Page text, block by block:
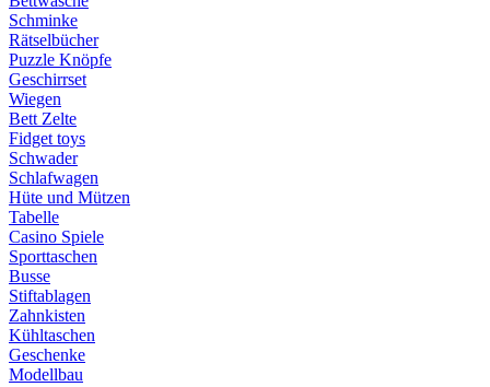
Schminke
Rätselbücher
Puzzle Knöpfe
Geschirrset
Wiegen
Bett Zelte
Fidget toys
Schwader
Schlafwagen
Hüte und Mützen
Tabelle
Casino Spiele
Sporttaschen
Busse
Stiftablagen
Zahnkisten
Kühltaschen
Geschenke
Modellbau